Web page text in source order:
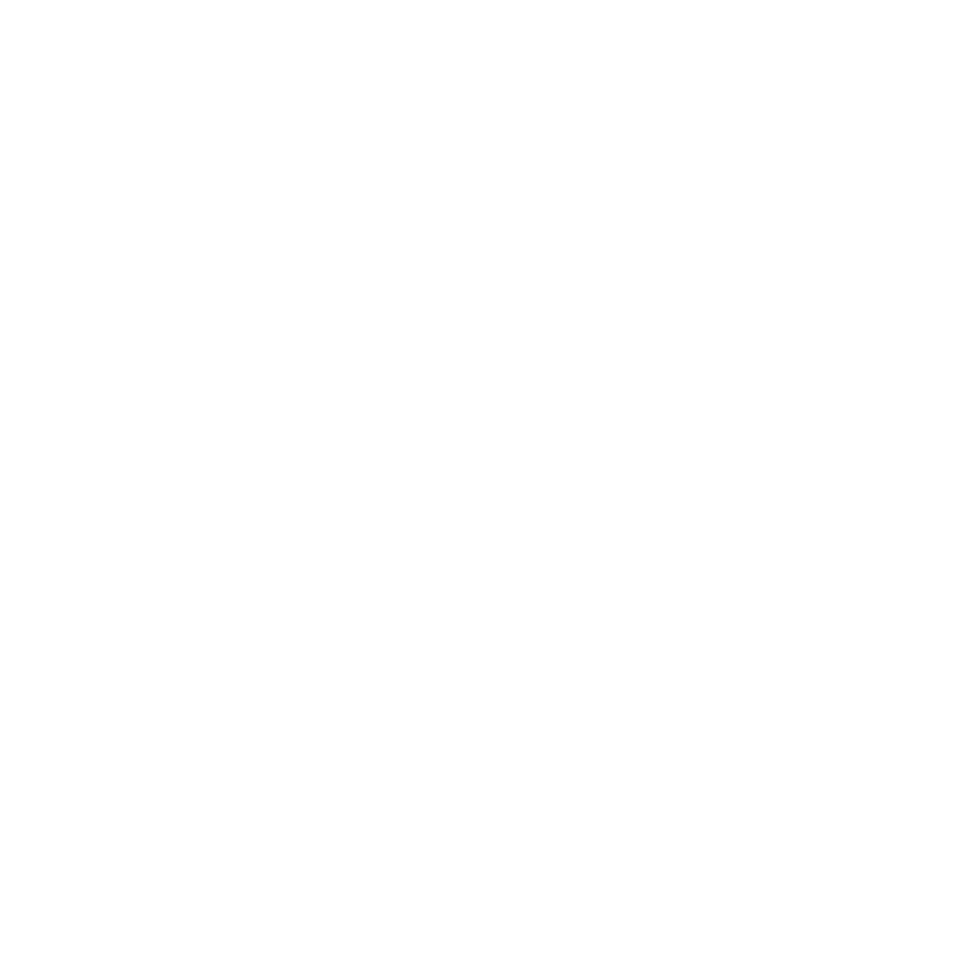
a relaxaci. Každý apartmán je vybaven vlastním sociálním zařízením a koupelnou se sprchou či vanou. Apartmány disponují také
terasou a jsou plně klimatizovány
pro vás k dispozici lehátka a slunečníky. U bazénu se nachází snack bar. Pokud máte chuť objevovat poklady ostrova Samos, hotelový
výletů, a doporučí vám ta nejlepší místa na ostrově